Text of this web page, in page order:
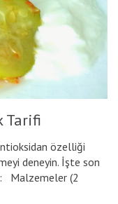
Tarifi
özelliği
deneyin. İşte son
Malzemeler (2